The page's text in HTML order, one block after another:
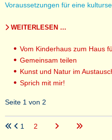
Voraussetzungen für eine
WEITERLESEN …
Vom Kinderhaus zum Haus
Gemeinsam teilen
Kunst und Natur im
Sprich mit mir!
Seite 1 von 2
1 2